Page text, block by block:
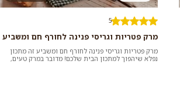
5
מרק פטריות וגריסי פנינה לחורף חם ומשביע
מרק פטריות וגריסי פנינה לחורף חם ומשביע זה מתכון
נפלא שיהפוך למתכון הבית שלכם! מדובר במרק טעים,